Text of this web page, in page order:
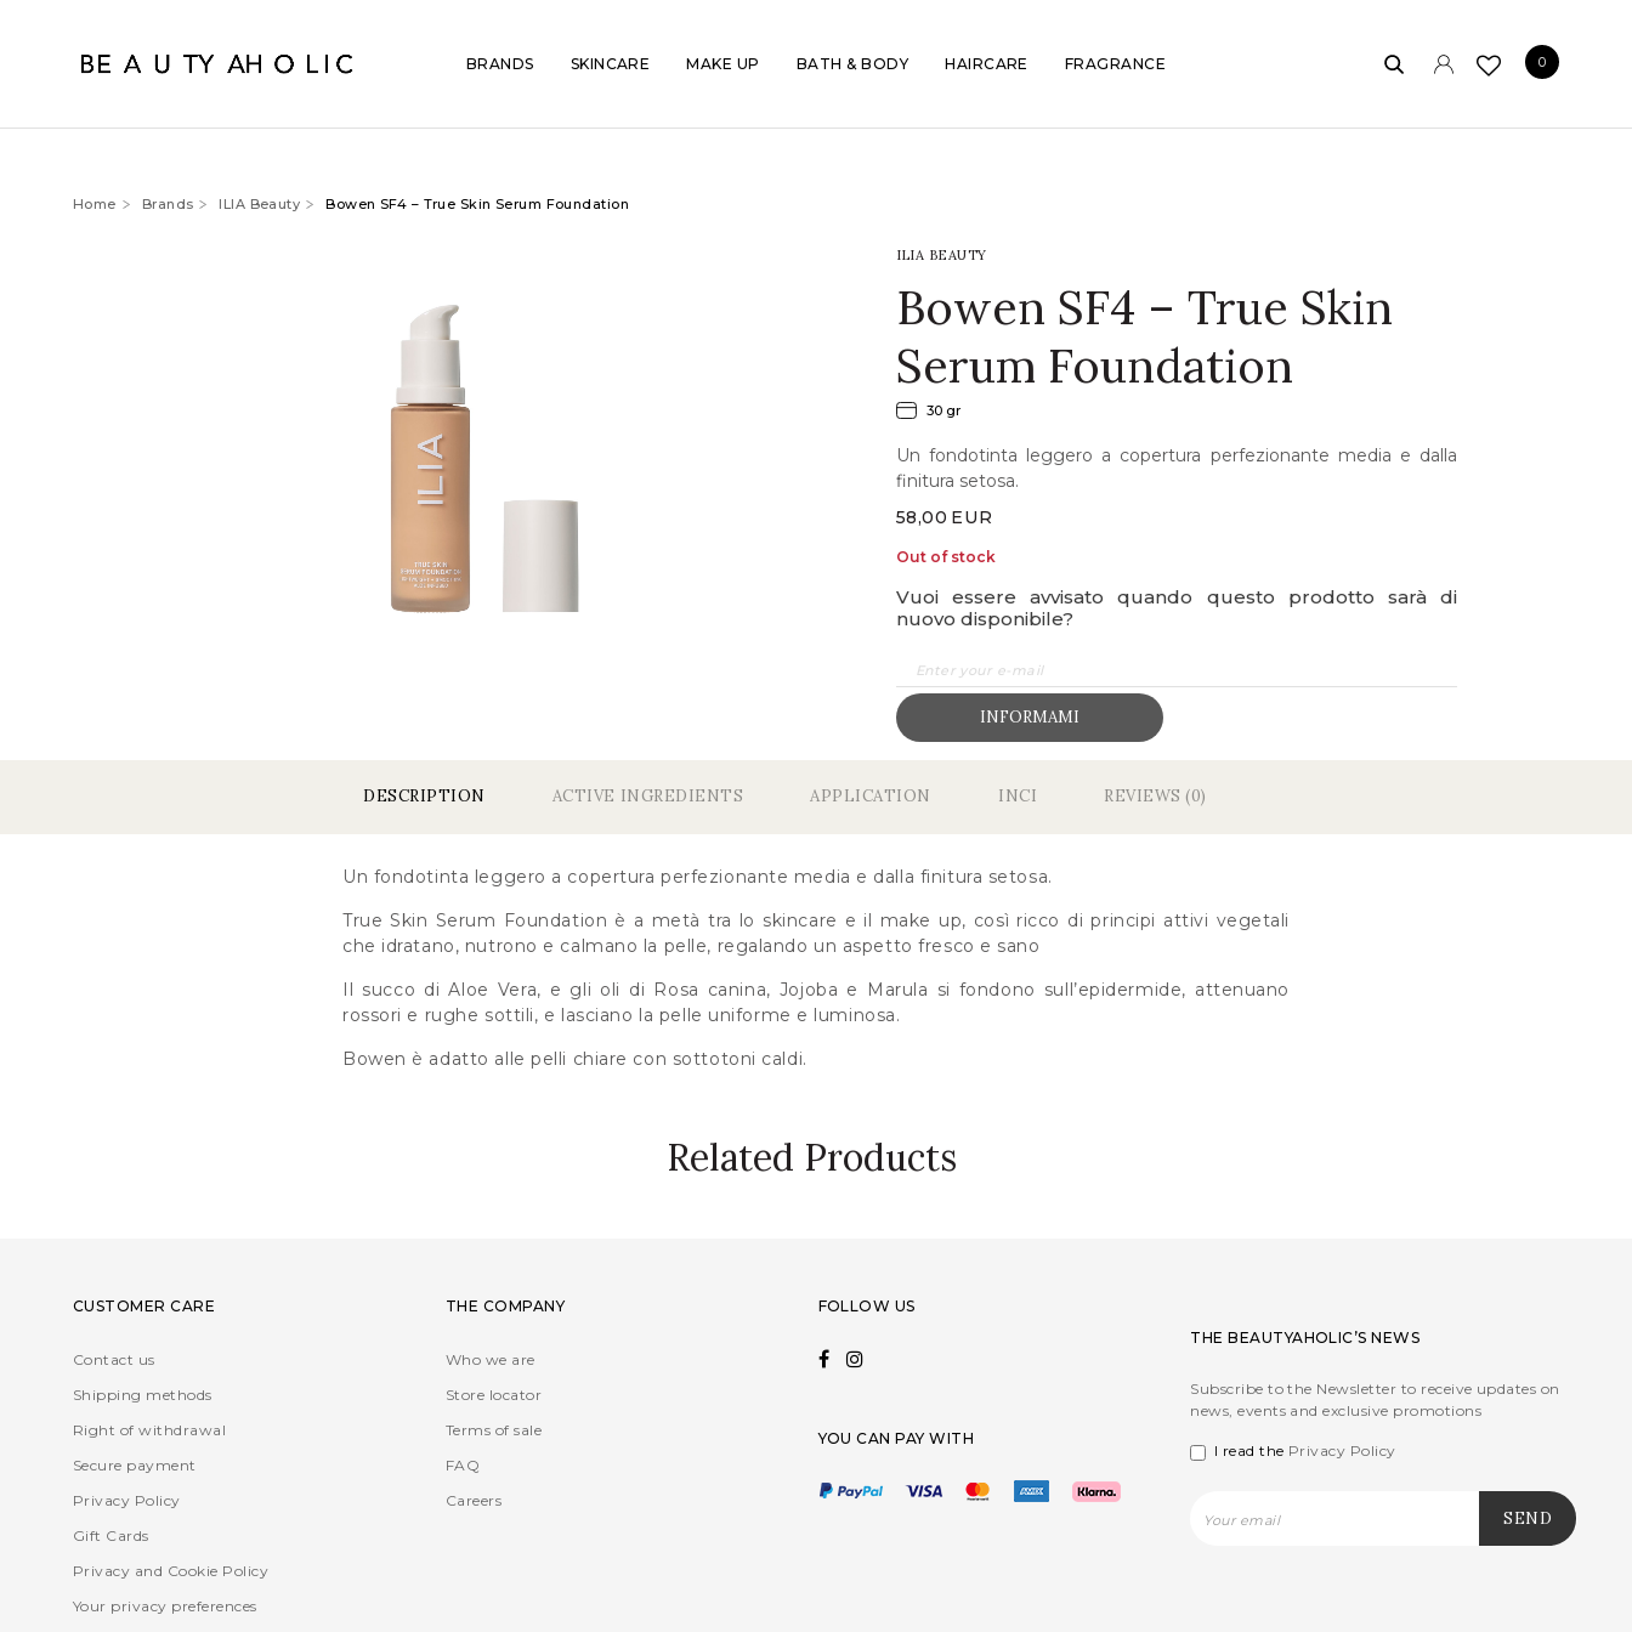
0
BRANDS SKINCARE MAKE UP BATH & BODY HAIRCARE FRAGRANCE
Home Brands ILIA Beauty Bowen SF4 – True Skin Serum Foundation
ILIA BEAUTY
Bowen SF4 – True Skin
Serum Foundation
30 gr
Un fondotinta leggero a copertura perfezionante media e dalla
finitura setosa.
58,00 EUR
Out of stock
Vuoi essere avvisato quando questo prodotto sarà di
nuovo disponibile?
INFORMAMI
DESCRIPTION ACTIVE INGREDIENTS APPLICATION INCI REVIEWS (0)
Un fondotinta leggero a copertura perfezionante media e dalla finitura setosa.
True Skin Serum Foundation è a metà tra lo skincare e il make up, così ricco di principi attivi vegetali
che idratano, nutrono e calmano la pelle, regalando un aspetto fresco e sano
Il succo di Aloe Vera, e gli oli di Rosa canina, Jojoba e Marula si fondono sull’epidermide, attenuano
rossori e rughe sottili, e lasciano la pelle uniforme e luminosa.
Bowen è adatto alle pelli chiare con sottotoni caldi.
Related Products
CUSTOMER CARE
Contact us
Shipping methods
Right of withdrawal
Secure payment
Privacy Policy
Gift Cards
Privacy and Cookie Policy
Your privacy preferences
THE COMPANY
Who we are
Store locator
Terms of sale
FAQ
Careers
FOLLOW US
YOU CAN PAY WITH
THE BEAUTYAHOLIC’S NEWS
Subscribe to the Newsletter to receive updates on
news, events and exclusive promotions
I read the Privacy Policy